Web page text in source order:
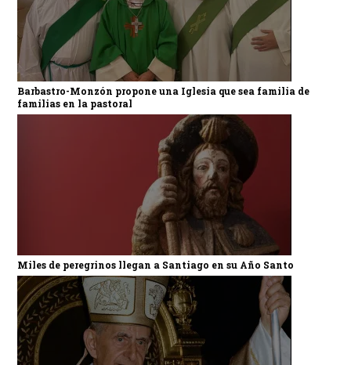
Barbastro-Monzón propone una Iglesia que sea familia de
familias en la pastoral
Miles de peregrinos llegan a Santiago en su Año Santo